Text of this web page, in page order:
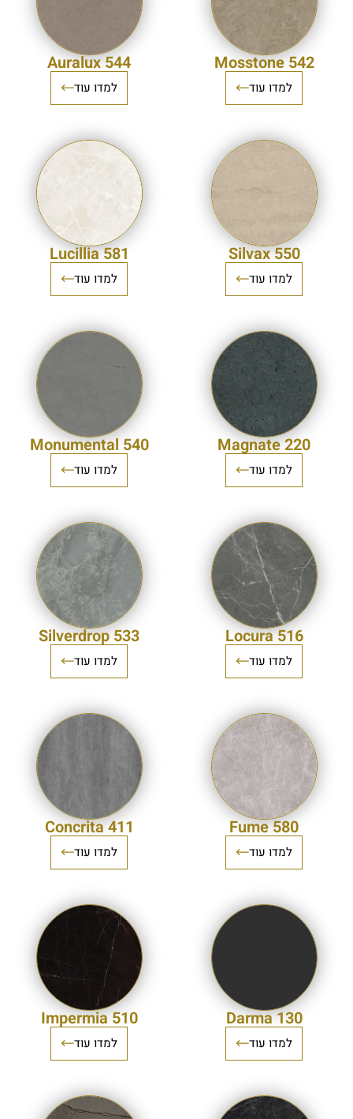
542 Mosstone
למדו עוד
544 Auralux
למדו עוד
550 Silvax
למדו עוד
581 Lucillia
למדו עוד
220 Magnate
למדו עוד
540 Monumental
למדו עוד
516 Locura
למדו עוד
533 Silverdrop
למדו עוד
580 Fume
למדו עוד
411 Concrita
למדו עוד
130 Darma
למדו עוד
510 Impermia
למדו עוד